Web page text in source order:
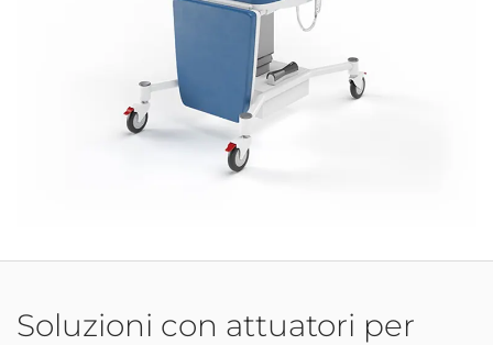
Soluzioni con attuatori per